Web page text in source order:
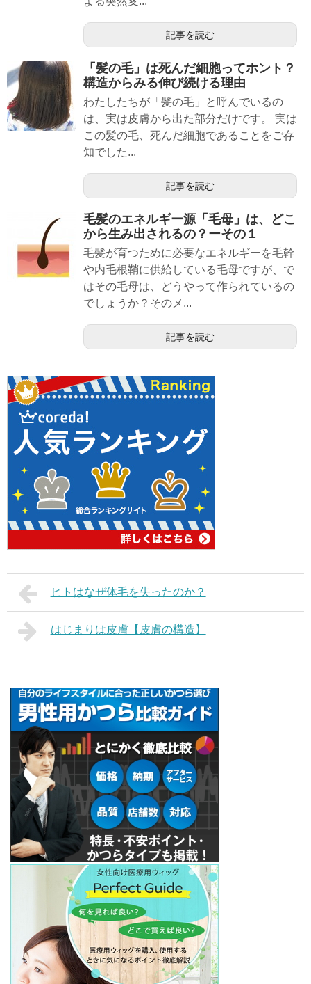
記事を読む
「髪の毛」は死んだ細胞ってホント？
構造からみる伸び続ける理由
わたしたちが「髪の毛」と呼んでいるの
は、実は皮膚から出た部分だけです。 実は
この髪の毛、死んだ細胞であることをご存
知でした...
記事を読む
毛髪のエネルギー源「毛母」は、どこ
から生み出されるの？ーその１
毛髪が育つために必要なエネルギーを毛幹
や内毛根鞘に供給している毛母ですが、で
はその毛母は、どうやって作られているの
でしょうか？そのメ...
記事を読む
ヒトはなぜ体毛を失ったのか？
はじまりは皮膚【皮膚の構造】